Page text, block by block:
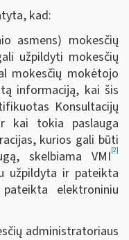
kad:
asmens) mokesčių
užpildyti mokesčių
mokesčių mokėtojo
informaciją, kai šis
Konsultacijų
kai tokia paslauga
kurios gali būti
skelbiama VMI[2]
užpildyta ir pateikta
elektroniniu
administratoriaus